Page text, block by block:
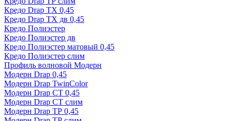
Кредо Drap ТХ 0,45
Кредо Drap ТХ дв 0,45
Кредо Полиэстер
Кредо Полиэстер дв
Кредо Полиэстер матовый 0,45
Кредо Полиэстер слим
Профиль волновой Модерн
Модерн Drap 0,45
Модерн Drap TwinColor
Модерн Drap СТ 0,45
Модерн Drap СТ слим
Модерн Drap ТР 0,45